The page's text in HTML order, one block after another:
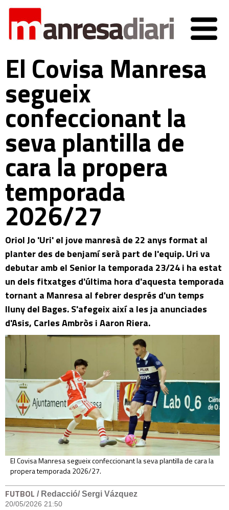
El Covisa Manresa
segueix
confeccionant la
seva plantilla de
cara la propera
temporada
2026/27
Oriol Jo 'Uri' el jove manresà de 22 anys format al
planter des de benjamí serà part de l'equip. Uri va
debutar amb el Senior la temporada 23/24 i ha estat
un dels fitxatges d'última hora d'aquesta temporada
tornant a Manresa al febrer després d'un temps
lluny del Bages. S'afegeix així a les ja anunciades
d'Asis, Carles Ambròs i Aaron Riera.
El Covisa Manresa segueix confeccionant la seva plantilla de cara la
propera temporada 2026/27.
FUTBOL / Redacció/ Sergi Vázquez
20/05/2026 21:50